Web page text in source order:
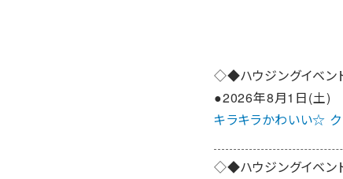
◇◆ハウジングイベ
●2026年8月1日(土)
キラキラかわいい☆ ク
◇◆ハウジングイベ